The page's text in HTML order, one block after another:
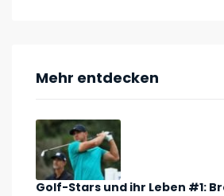
Mehr entdecken
Golf-Stars und ihr Leben #1: